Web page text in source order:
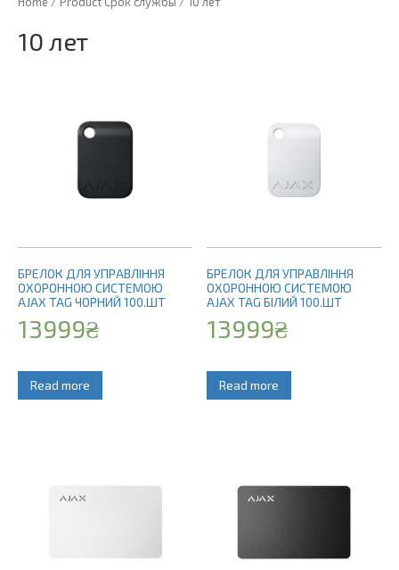
10 лет
БРЕЛОК ДЛЯ УПРАВЛІННЯ
ОХОРОННОЮ СИСТЕМОЮ
AJAX TAG ЧОРНИЙ 100.ШТ
13999₴
Read more
БРЕЛОК ДЛЯ УПРАВЛІННЯ
ОХОРОННОЮ СИСТЕМОЮ
AJAX TAG БІЛИЙ 100.ШТ
13999₴
Read more